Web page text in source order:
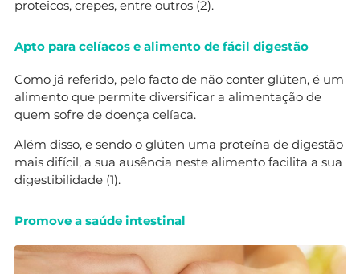
proteicos, crepes, entre outros (2).
Apto para celíacos e alimento de fácil digestão
Como já referido, pelo facto de não conter glúten, é um
alimento que permite diversificar a alimentação de
quem sofre de doença celíaca.
Além disso, e sendo o glúten uma proteína de digestão
mais difícil, a sua ausência neste alimento facilita a sua
digestibilidade (1).
Promove a saúde intestinal